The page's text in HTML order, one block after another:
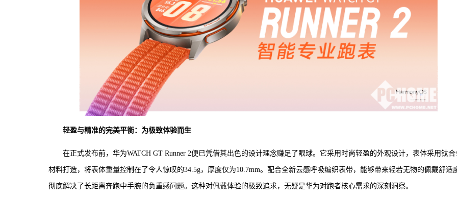
轻盈与精准的完美平衡：为极致体验而生
在正式发布前，华为WATCH GT Runner 2便已凭借其出色的设计理念赚足了眼球。它采用时尚轻盈的外观设计，表体采用钛合
材料打造，将表体重量控制在了令人惊叹的34.5g，厚度仅为10.7mm。配合全新云感呼吸编织表带，能够带来轻若无物的佩戴舒适
彻底解决了长距离奔跑中手腕的负重感问题。这种对佩戴体验的极致追求，无疑是华为对跑者核心需求的深刻洞察。